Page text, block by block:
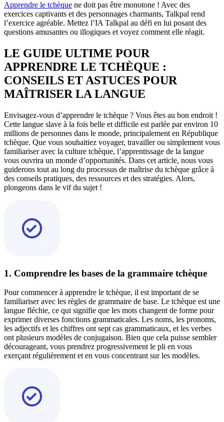
Apprendre le tchèque ne doit pas être monotone ! Avec des
exercices captivants et des personnages charmants, Talkpal rend
l’exercice agréable. Mettez l’IA Talkpal au défi en lui posant des
questions amusantes ou illogiques et voyez comment elle réagit.
LE GUIDE ULTIME POUR
APPRENDRE LE TCHÈQUE :
CONSEILS ET ASTUCES POUR
MAÎTRISER LA LANGUE
Envisagez-vous d’apprendre le tchèque ? Vous êtes au bon endroit !
Cette langue slave à la fois belle et difficile est parlée par environ 10
millions de personnes dans le monde, principalement en République
tchèque. Que vous souhaitiez voyager, travailler ou simplement vous
familiariser avec la culture tchèque, l’apprentissage de la langue
vous ouvrira un monde d’opportunités. Dans cet article, nous vous
guiderons tout au long du processus de maîtrise du tchèque grâce à
des conseils pratiques, des ressources et des stratégies. Alors,
plongeons dans le vif du sujet !
1. Comprendre les bases de la grammaire tchèque
Pour commencer à apprendre le tchèque, il est important de se
familiariser avec les règles de grammaire de base. Le tchèque est une
langue fléchie, ce qui signifie que les mots changent de forme pour
exprimer diverses fonctions grammaticales. Les noms, les pronoms,
les adjectifs et les chiffres ont sept cas grammaticaux, et les verbes
ont plusieurs modèles de conjugaison. Bien que cela puisse sembler
décourageant, vous prendrez progressivement le pli en vous
exerçant régulièrement et en vous concentrant sur les modèles.